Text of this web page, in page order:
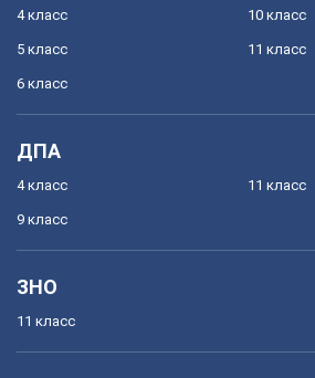
4 класс
5 класс
6 класс
10 класс
11 класс
ДПА
4 класс
9 класс
11 класс
ЗНО
11 класс